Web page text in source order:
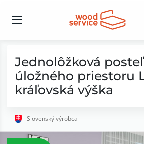
Jednolôžková
úložného priestoru
kráľovská výška
Slovenský výrobca